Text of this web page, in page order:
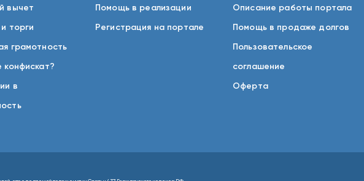
вычет
торги
грамотность
конфискат?
в
Помощь в реализации
Регистрация на портале
Описание работы портала
Помощь в продаже долгов
Пользовательское
соглашение
Оферта